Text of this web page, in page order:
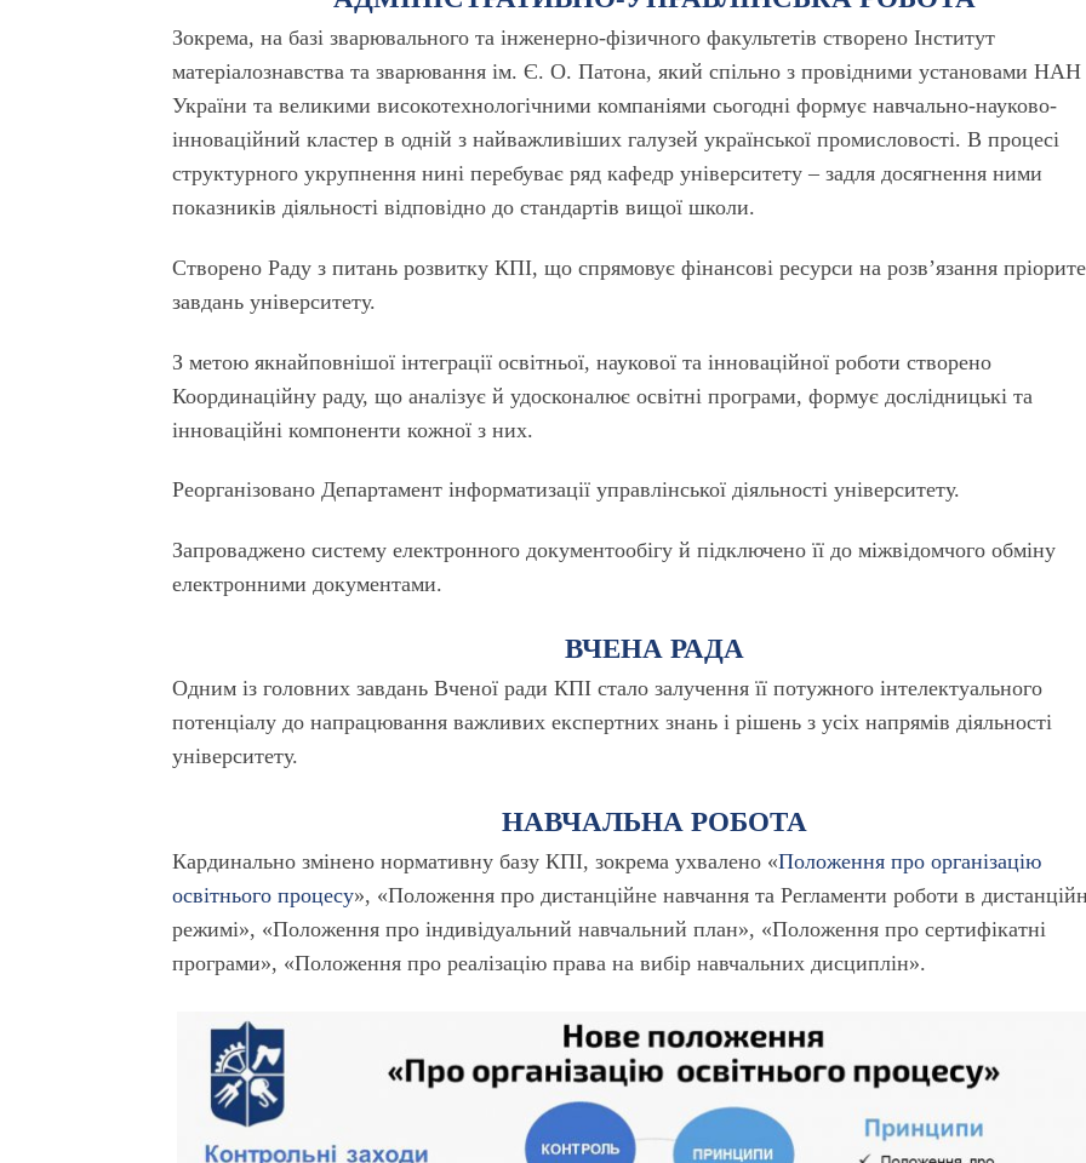
Зокрема, на базі зварювального та інженерно-фізичного факультетів створено Інститут
матеріалознавства та зварювання ім. Є. О. Патона, який спільно з провідними установами НАН
України та великими високотехнологічними компаніями сьогодні формує навчально-науково-
інноваційний кластер в одній з найважливіших галузей української промисловості. В процесі
структурного укрупнення нині перебуває ряд кафедр університету – задля досягнення ними
показників діяльності відповідно до стандартів вищої школи.
Створено Раду з питань розвитку КПІ, що спрямовує фінансові ресурси на розв’язання
завдань університету.
З метою якнайповнішої інтеграції освітньої, наукової та інноваційної роботи створено
Координаційну раду, що аналізує й удосконалює освітні програми, формує дослідницькі та
інноваційні компоненти кожної з них.
Реорганізовано Департамент інформатизації управлінської діяльності університету.
Запроваджено систему електронного документообігу й підключено її до міжвідомчого обміну
електронними документами.
ВЧЕНА РАДА
Одним із головних завдань Вченої ради КПІ стало залучення її потужного інтелектуального
потенціалу до напрацювання важливих експертних знань і рішень з усіх напрямів діяльності
університету.
НАВЧАЛЬНА РОБОТА
Кардинально змінено нормативну базу КПІ, зокрема ухвалено «Положення про організацію
освітнього процесу», «Положення про дистанційне навчання та Регламенти роботи в
режимі», «Положення про індивідуальний навчальний план», «Положення про сертифікатні
програми», «Положення про реалізацію права на вибір навчальних дисциплін».